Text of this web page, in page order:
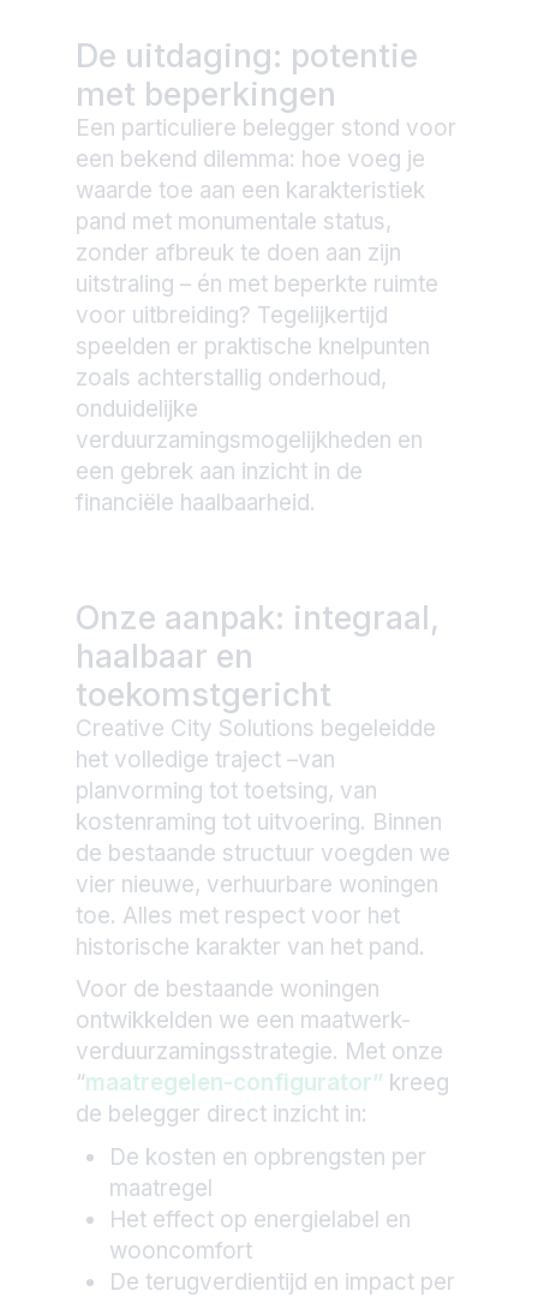
De uitdaging: potentie
met beperkingen
Een particuliere belegger stond voor
een bekend dilemma: hoe voeg je
waarde toe aan een karakteristiek
pand met monumentale status,
zonder afbreuk te doen aan zijn
uitstraling – én met beperkte ruimte
voor uitbreiding? Tegelijkertijd
speelden er praktische knelpunten
zoals achterstallig onderhoud,
onduidelijke
verduurzamingsmogelijkheden en
een gebrek aan inzicht in de
financiële haalbaarheid.
Onze aanpak: integraal,
haalbaar en
toekomstgericht
Creative City Solutions begeleidde
het volledige traject –van
planvorming tot toetsing, van
kostenraming tot uitvoering. Binnen
de bestaande structuur voegden we
vier nieuwe, verhuurbare woningen
toe. Alles met respect voor het
historische karakter van het pand.
Voor de bestaande woningen
ontwikkelden we een maatwerk-
verduurzamingsstrategie. Met onze
“maatregelen-configurator” kreeg
de belegger direct inzicht in:
De kosten en opbrengsten per
maatregel
Het effect op energielabel en
wooncomfort
De terugverdientijd en impact per